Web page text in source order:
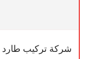
شركة تركيب طارد حمام